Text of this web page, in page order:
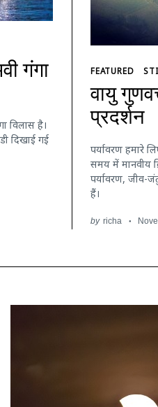
गंगा
विलास है।
दिखाई गई
FEATURED
वायु
प्रदर्शन
पर्यावरण हमारे
समय में मानवीय
पर्यावरण, जीव-
हैं।
by richa